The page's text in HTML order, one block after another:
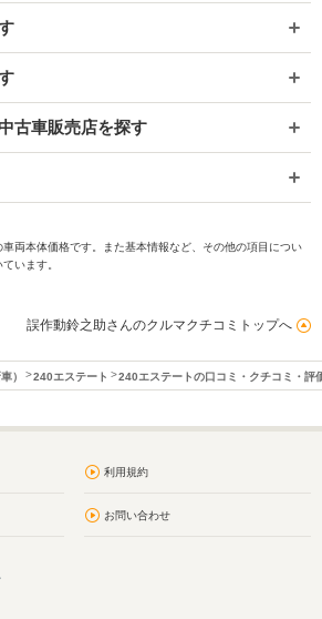
古車販売店を探す
両本体価格です。また基本情報など、その他の項目につい
います。
誤作動鈴之助さんのクルマクチコミトップへ
） 240エステート 240エステートの口コミ・クチコミ・評
利用規約
お問い合わせ